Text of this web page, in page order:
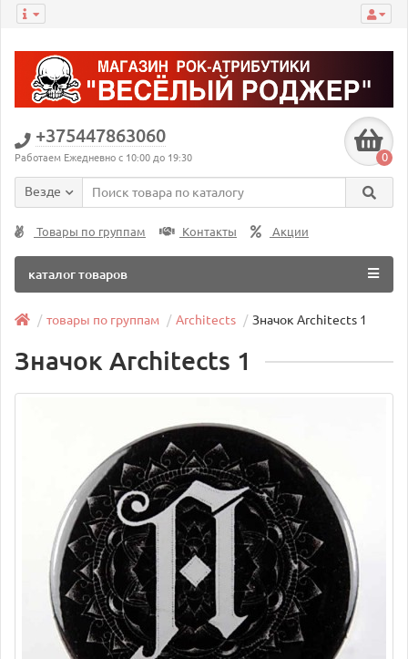
+375447863060
Работаем Ежедневно с 10:00 до 19:30 0
Везде
Товары по группам Контакты Акции
каталог товаров
товары по группам Architects Значок Architects 1
Значок Architects 1